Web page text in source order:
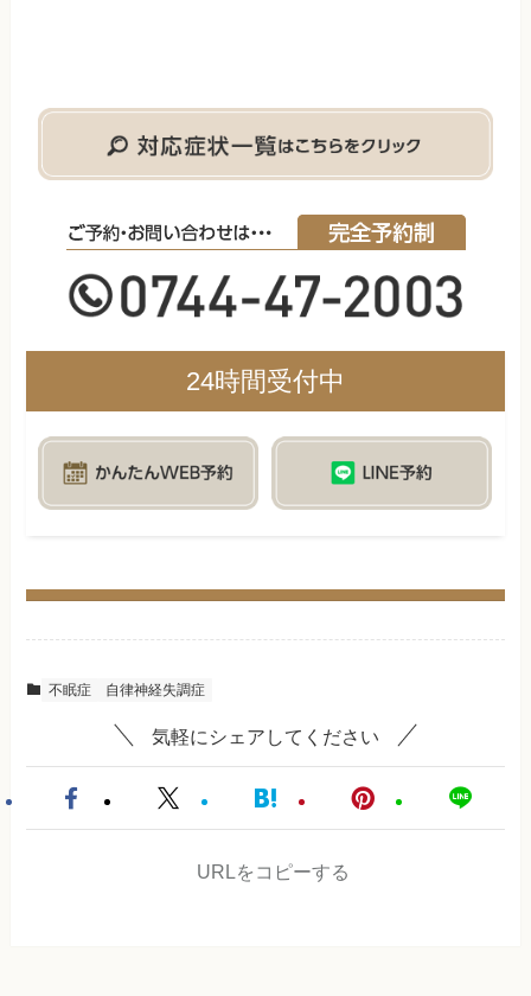
24時間受付中
不眠症 自律神経失調症
気軽にシェアしてください
URLをコピーする